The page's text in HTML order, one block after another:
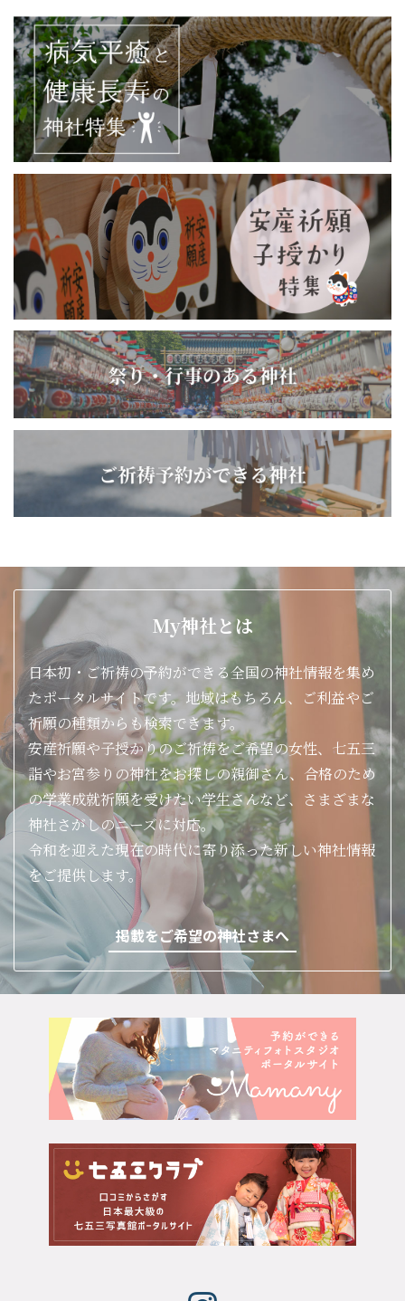
My神社とは
日本初・ご祈祷の予約ができる全国の神社情報を集め
たポータルサイトです。地域はもちろん、ご利益やご
祈願の種類からも検索できます。
安産祈願や子授かりのご祈祷をご希望の女性、七五三
詣やお宮参りの神社をお探しの親御さん、合格のため
の学業成就祈願を受けたい学生さんなど、さまざまな
神社さがしのニーズに対応。
令和を迎えた現在の時代に寄り添った新しい神社情報
をご提供します。
掲載をご希望の神社さまへ